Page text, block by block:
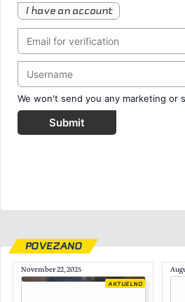
I have an account
We won't send you any marketing or
Submit
POVEZANO
November 22, 2025
AKTUELNO